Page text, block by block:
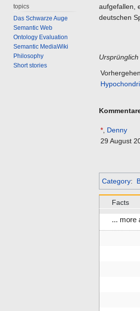
aufgefallen,
deutschen
*, Denny
29 August
Category:
Facts
... more
topics
Das Schwarze Auge
Semantic Web
Ontology Evaluation
Semantic MediaWiki
Philosophy
Short stories